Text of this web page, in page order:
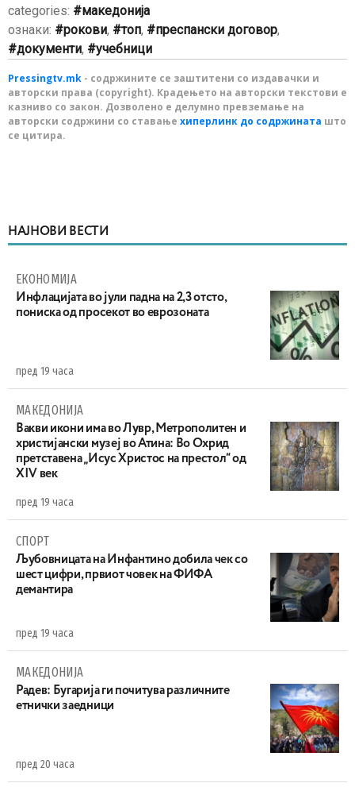
categories:
македонија
ознаки:
рокови, топ, преспански договор,
документи, учебници
Pressingtv.mk - содржините се заштитени со издавачки и
авторски права (copyright). Крадењето на авторски текстови е
казниво со закон. Дозволено е делумно превземање на
авторски содржини со ставање хиперлинк до содржината што
се цитира.
НАЈНОВИ ВЕСТИ
ЕКОНОМИЈА
Инфлацијата во јули падна на 2,3 отсто,
пониска од просекот во еврозоната
пред 19 часа
МАКЕДОНИЈА
Вакви икони има во Лувр, Метрополитен и
христијански музеј во Атина: Во Охрид
претставена „Исус Христос на престол“ од
XIV век
пред 19 часа
СПОРТ
Љубовницата на Инфантино добила чек со
шест цифри, првиот човек на ФИФА
демантира
пред 19 часа
МАКЕДОНИЈА
Радев: Бугарија ги почитува различните
етнички заедници
пред 20 часа